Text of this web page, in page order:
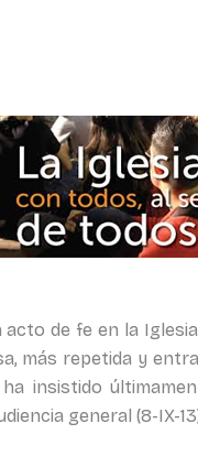
de fe en la
más repetida y
insistido
general (8-IX-